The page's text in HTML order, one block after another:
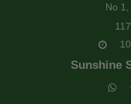
No 1,
Sunshine